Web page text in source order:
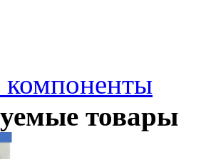
товары